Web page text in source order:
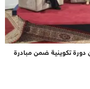
دورة تكوينية ضمن مبادرة